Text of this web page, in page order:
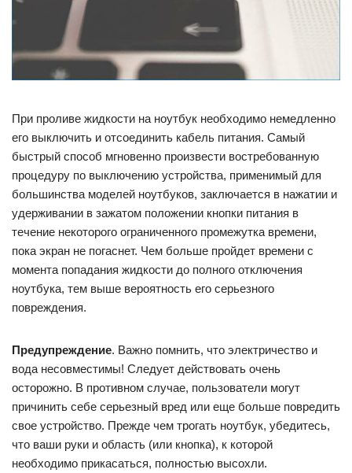
При проливе жидкости на ноутбук необходимо немедленно
его выключить и отсоединить кабель питания. Самый
быстрый способ мгновенно произвести востребованную
процедуру по выключению устройства, применимый для
большинства моделей ноутбуков, заключается в нажатии и
удерживании в зажатом положении кнопки питания в
течение некоторого ограниченного промежутка времени,
пока экран не погаснет. Чем больше пройдет времени с
момента попадания жидкости до полного отключения
ноутбука, тем выше вероятность его серьезного
повреждения.
Предупреждение. Важно помнить, что электричество и
вода несовместимы! Следует действовать очень
осторожно. В противном случае, пользователи могут
причинить себе серьезный вред или еще больше повредить
свое устройство. Прежде чем трогать ноутбук, убедитесь,
что ваши руки и область (или кнопка), к которой
необходимо прикасаться, полностью высохли.